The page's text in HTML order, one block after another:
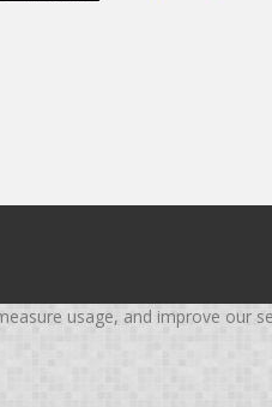
usage, and improve our